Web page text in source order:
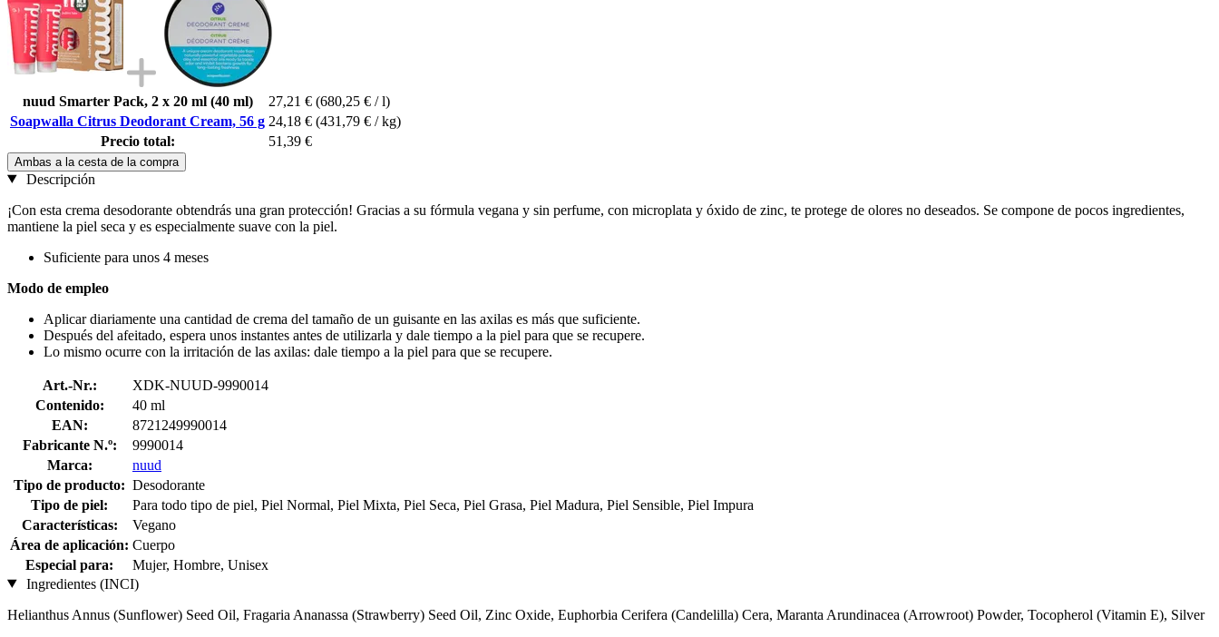
nuud Smarter Pack, 2 x 20 ml (40 ml) 27,21 € (680,25 € / l)
Soapwalla Citrus Deodorant Cream, 56 g 24,18 € (431,79 € / kg)
Precio total:
51,39 €
Ambas a la cesta de la compra
Descripción
¡Con esta crema desodorante obtendrás una gran protección! Gracias a su fórmula vegana y sin perfume, con microplata y óxido de zinc, te protege de olores no deseados. Se compone de pocos ingredientes,
mantiene la piel seca y es especialmente suave con la piel.
Suficiente para unos 4 meses
Modo de empleo
Aplicar diariamente una cantidad de crema del tamaño de un guisante en las axilas es más que suficiente.
Después del afeitado, espera unos instantes antes de utilizarla y dale tiempo a la piel para que se recupere.
Lo mismo ocurre con la irritación de las axilas: dale tiempo a la piel para que se recupere.
Art.-Nr.:
XDK-NUUD-9990014
Contenido:
40 ml
EAN:
8721249990014
Fabricante N.º:
9990014
Marca:
nuud
Tipo de producto: Desodorante
Tipo de piel:
Para todo tipo de piel, Piel Normal, Piel Mixta, Piel Seca, Piel Grasa, Piel Madura, Piel Sensible, Piel Impura
Características:
Vegano
Área de aplicación: Cuerpo
Especial para:
Mujer, Hombre, Unisex
Ingredientes (INCI)
Helianthus Annus (Sunflower) Seed Oil, Fragaria Ananassa (Strawberry) Seed Oil, Zinc Oxide, Euphorbia Cerifera (Candelilla) Cera, Maranta Arundinacea (Arrowroot) Powder, Tocopherol (Vitamin E), Silver